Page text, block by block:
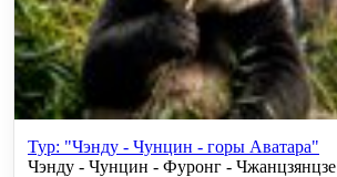
Тур: "Чэнду - Чунцин - горы Аватара"
Чэнду - Чунцин - Фуронг - Чжанцзянцзе